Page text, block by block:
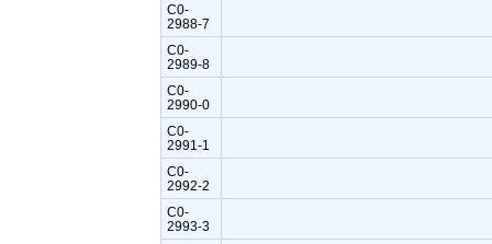
C0-
2988-7
C0-
2989-8
C0-
2990-0
C0-
2991-1
C0-
2992-2
C0-
2993-3